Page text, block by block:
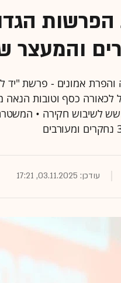
והמעצר
אמונים - פרשת "יד
עודכן: 03.11.2025, 17:21